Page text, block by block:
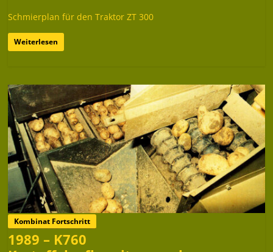
Schmierplan für den Traktor ZT 300
Weiterlesen
Kombinat Fortschritt
1989 – K760